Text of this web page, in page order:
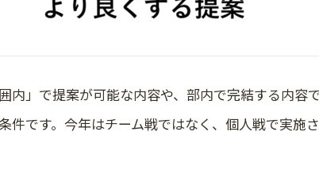
内」で提案が可能な内容や、部内で完結する内
件です。今年はチーム戦ではなく、個人戦で実施さ